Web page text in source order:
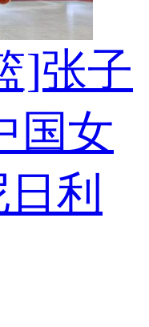
]张子
国女
利